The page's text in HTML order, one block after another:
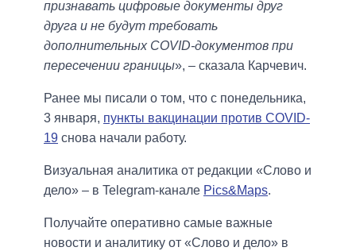
признавать цифровые документы друг
друга и не будут требовать
дополнительных COVID-документов при
пересечении границы», – сказала Карчевич.
Ранее мы писали о том, что с понедельника,
3 января, пункты вакцинации против COVID-
19 снова начали работу.
Визуальная аналитика от редакции «Слово и
дело» – в Telegram-канале Pics&Maps.
Получайте оперативно самые важные
новости и аналитику от «Слово и дело» в